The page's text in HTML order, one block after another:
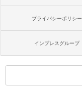
プライバシーポリシー
インプレスグループ